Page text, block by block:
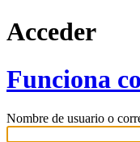
Acceder
Funciona
Nombre de usuario o